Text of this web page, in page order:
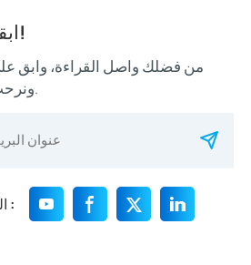
ابقى على تواصل!
من فضلك واصل القراءة، وابق
ونرحب بك لتخبرنا برأيك.
المشاركة الاجتماعية :